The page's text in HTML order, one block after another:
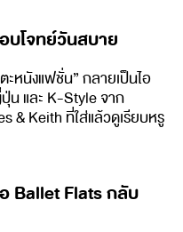
บโจทย์วันสบาย
ะหนังแฟชั่น” กลายเป็นไอ
น และ K-Style จาก
& Keith ที่ใส่แล้วดูเรียบหรู
Ballet Flats กลับ